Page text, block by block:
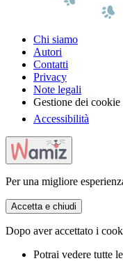
Chi siamo
Autori
Contatti
Privacy
Note legali
Gestione dei cookie
Accessibilità
Per una migliore
Accetta e chiudi
Dopo aver accettato i
Potrai vedere tutte